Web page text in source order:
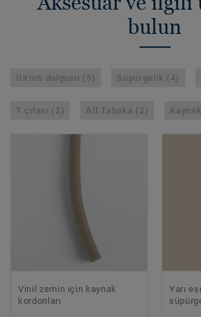
bulun
Girinti dolgusu (5) Süpürgelik (4)
T çıtası (2) Alt Tabaka (2)
Vinil zemin için kaynak
kordonları
Yarı